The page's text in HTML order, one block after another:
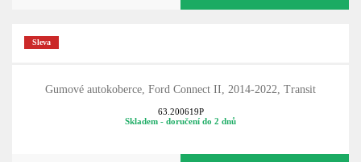
Sleva
Gumové autokoberce, Ford Connect II, 2014-2022, Transit
63.200619P
Skladem - doručení do 2 dnů